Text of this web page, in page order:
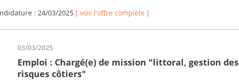
: 24/03/2025 [ voir l'offre complète ]
03/03/2025
Emploi : Chargé(e) de mission "littoral, gestion des
risques côtiers"